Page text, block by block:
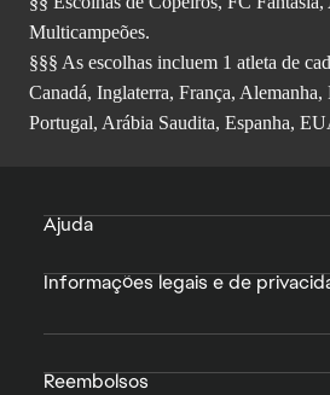
Multicampeões.
§§§ As escolhas incluem 1 atleta de
Canadá, Inglaterra, França,
Portugal, Arábia Saudita, Espanha,
Ajuda
Informações legais e de
Reembolsos